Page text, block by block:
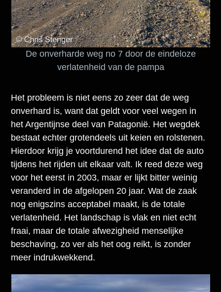
De onverharde weg no 7 door de eindeloze
verlatenheid van de pampa
Het probleem is niet eens zo zeer dat de weg
onverhard is, want dat geldt voor veel wegen in
het Argentijnse deel van Patagonië. Het wegdek
bestaat echter grotendeels uit keien en rolstenen.
Hierdoor krijg je voortdurend het idee dat de auto
tijdens het rijden uit elkaar valt. Ik reed deze weg
voor het eerst in 2003, maar er lijkt bitter weinig
veranderd in de afgelopen 20 jaar. Wat de zaak
nog enigszins acceptabel maakt, is de totale
verlatenheid. Het landschap is vlak en niet echt
fraai, maar de totale afwezigheid menselijke
beschaving, zo ver als het oog reikt, is zonder
meer indrukwekkend.